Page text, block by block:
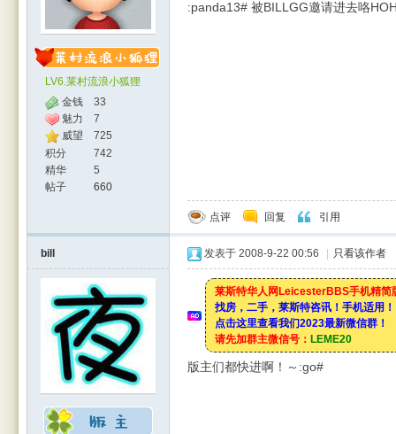
LV6.莱村流浪小狐狸
金钱
33
魅力
7
威望
725
积分
742
精华
5
帖子
660
:panda13# 被BILLGG邀请进去咯
点评 回复 引用
bill 发表于 2008-9-22 00:56 只看该作者
莱斯特华人网LeicesterBBS手机精简
找房，二手，莱斯特咨讯！手机适用！
点击这里查看我们2023最新微信群！
请先加群主微信号： LEME20
版主们都快进啊！～:go#